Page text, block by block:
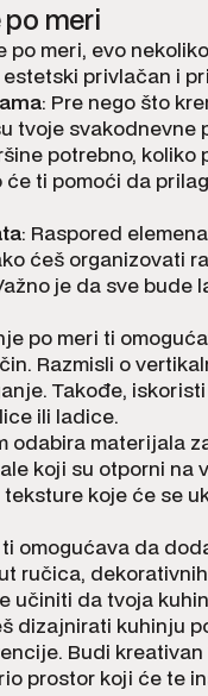
meri
meri, evo
privlačan i
: Pre nego što
tvoje svakodnevne
potrebno,
će ti pomoći da
: Raspored
ćeš organizovati
je da sve bude
po meri ti
Razmisli o
Takođe,
ili ladice.
odabira materijala
koji su otporni na
koje će se
omogućava da
ručica,
učiniti da tvoja
dizajnirati kuhinju
Budi
prostor koji će te